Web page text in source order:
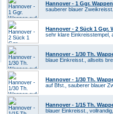
Hannover - 1 Ggr.
sauberer blauer
Hannover - 2 Sück 1 Ggr.
sehr klare Einkreisstempel,
Hannover - 1/30 Th.
blaue Einkreisst., allseits
Hannover - 1/30 Th.
auf Bfst., sauberer blauer
Hannover - 1/15 Th.
blauer Einkreisst.,